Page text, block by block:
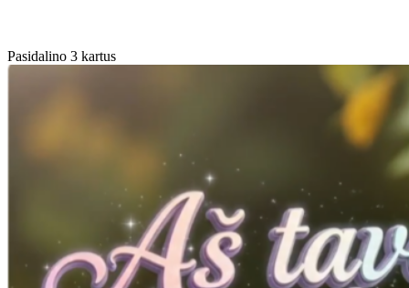
Pasidalino 3 kartus